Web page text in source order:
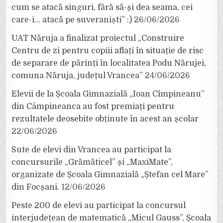
cum se atacă singuri, fără să-și dea seama, cei
care-i… atacă pe suveraniști” :) 26/06/2026
UAT Năruja a finalizat proiectul „Construire
Centru de zi pentru copiii aflați în situație de risc
de separare de părinți în localitatea Podu Nărujei,
comuna Năruja, județul Vrancea” 24/06/2026
Elevii de la Școala Gimnazială „Ioan Cîmpineanu”
din Câmpineanca au fost premiați pentru
rezultatele deosebite obținute în acest an școlar
22/06/2026
Sute de elevi din Vrancea au participat la
concursurile „Grămăticel” și „MaxiMate”,
organizate de Școala Gimnazială „Ștefan cel Mare”
din Focșani. 12/06/2026
Peste 200 de elevi au participat la concursul
interjudețean de matematică „Micul Gauss”, Școala